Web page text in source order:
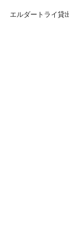
エルダートライ貸